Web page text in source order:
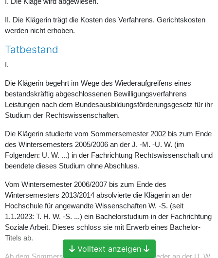
II. Die Klägerin trägt die Kosten des Verfahrens. Gerichtskosten
werden nicht erhoben.
Tatbestand
I.
Die Klägerin begehrt im Wege des Wiederaufgreifens eines
bestandskräftig abgeschlossenen Bewilligungsverfahrens
Leistungen nach dem Bundesausbildungsförderungsgesetz für ihr
Studium der Rechtswissenschaften.
Die Klägerin studierte vom Sommersemester 2002 bis zum Ende
des Wintersemesters 2005/2006 an der J. -M. -U. W. (im
Folgenden: U. W. ...) in der Fachrichtung Rechtswissenschaft und
beendete dieses Studium ohne Abschluss.
Vom Wintersemester 2006/2007 bis zum Ende des
Wintersemesters 2013/2014 absolvierte die Klägerin an der
Hochschule für angewandte Wissenschaften W. -S. (seit
1.1.2023: T. H. W. -S. ...) ein Bachelorstudium in der Fachrichtung
Soziale Arbeit. Dieses schloss sie mit Erwerb eines Bachelor-
Titels ab.
Ab dem Sommersemester 2022 studierte sie wieder an der U. W.
Volltext anzeigen